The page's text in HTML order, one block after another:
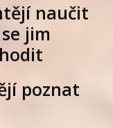
naučit
jim
poznat